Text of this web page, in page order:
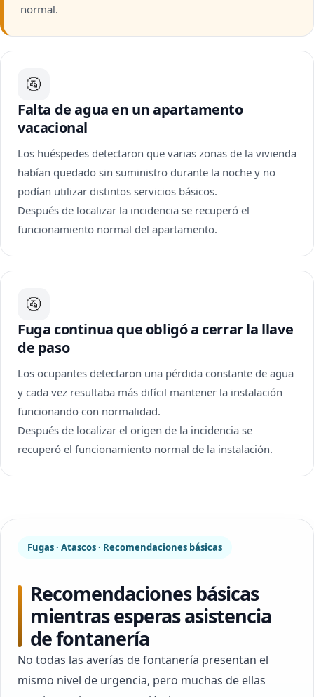
normal.
🚰
Falta de agua en un apartamento
vacacional
Los huéspedes detectaron que varias zonas de la vivienda
habían quedado sin suministro durante la noche y no
podían utilizar distintos servicios básicos.
Después de localizar la incidencia se recuperó el
funcionamiento normal del apartamento.
🚰
Fuga continua que obligó a cerrar la llave
de paso
Los ocupantes detectaron una pérdida constante de agua
y cada vez resultaba más difícil mantener la instalación
funcionando con normalidad.
Después de localizar el origen de la incidencia se
recuperó el funcionamiento normal de la instalación.
Fugas · Atascos · Recomendaciones básicas
Recomendaciones básicas
mientras esperas asistencia
de fontanería
No todas las averías de fontanería presentan el
mismo nivel de urgencia, pero muchas de ellas